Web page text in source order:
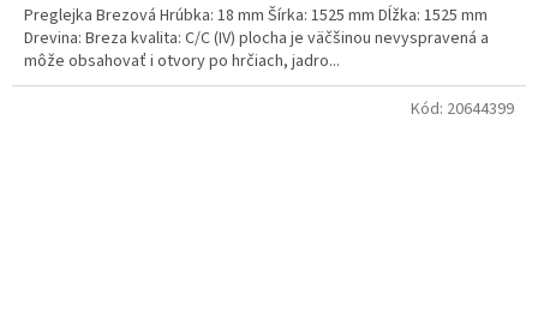
Preglejka Brezová Hrúbka: 18 mm Šírka: 1525 mm Dĺžka: 1525 mm
Drevina: Breza kvalita: C/C (IV) plocha je väčšinou nevyspravená a
môže obsahovať i otvory po hrčiach, jadro...
Kód: 20644399